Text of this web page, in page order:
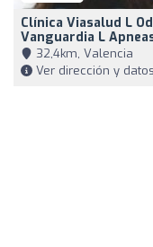
Clínica Viasalud L
Vanguardia L
32,4km, Valencia
Ver dirección y